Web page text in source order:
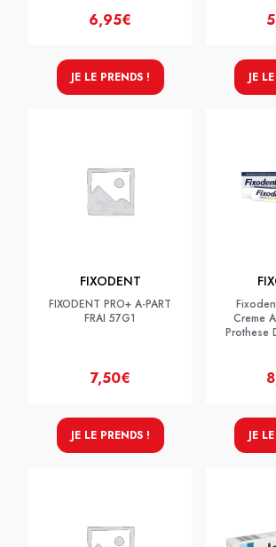
6,95€
JE LE PRENDS ! JE
FIXODENT
FIXODENT PRO+ A-PART
FRAI 57G1
7,50€
JE LE PRENDS !
Creme
Prothese
JE